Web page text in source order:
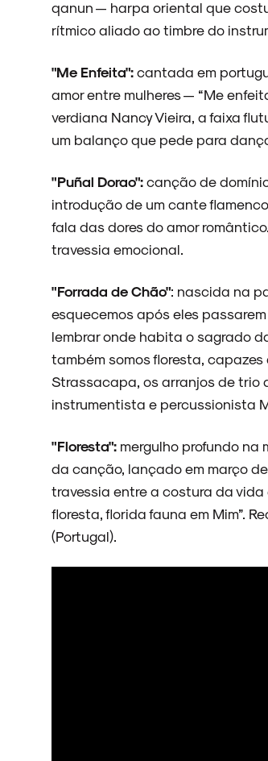
qanun — harpa oriental que
rítmico aliado ao timbre do
"Me Enfeita":cantada em
amor entre mulheres — “Me
verdiana Nancy Vieira, a faixa
um balanço que pede para
"Puñal Dorao":canção de
introdução de um cante
fala das dores do amor
travessia emocional.
"Forrada de Chão": nascida na
esquecemos após eles
lembrar onde habita o sagrado
também somos floresta,
Strassacapa, os arranjos de trio
instrumentista e percussionista
"Floresta": mergulho profundo na
da canção, lançado em março
travessia entre a costura da vida
floresta, florida fauna em Mim”.
(Portugal).